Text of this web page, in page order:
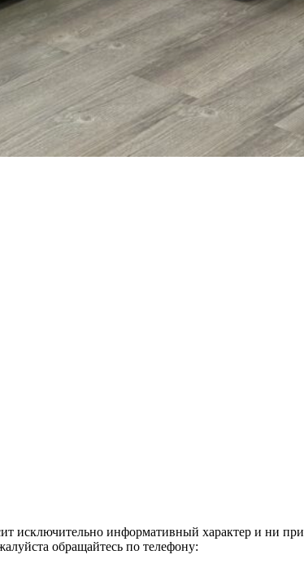
исключительно информативный характер и ни
обращайтесь по телефону: